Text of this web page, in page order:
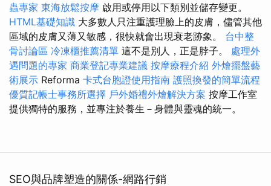
蟲專家 東海放鬆按摩 啟用或停用以下類別並儲存變更。
HTML基礎知識 大多數人只注重護理臉上的皮膚，儘管其他
區域的皮膚又薄又敏感，很快就會出現衰老跡象。 台中整
骨討論區 冷凍櫃推薦清單 這不是別人，正是脖子。 處理外
遇問題的專家 商業登記專業建議 按摩療程介紹 外燴擺盤藝
術展示 Reforma 卡式台胞證使用指南 護照換發的簡單流程
優質記帳士事務所選擇 戶外婚禮外燴解決方案 按摩工作室
提供獨特的服務，並專注於養生－身體與靈魂的統一。
SEO與品牌塑造的關係-網路行銷